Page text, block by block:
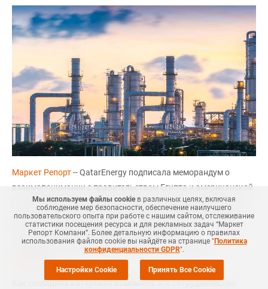
Маркет Репорт-- QatarEnergy подписала меморандум о
взаимопонимании с правительством Египта и американской
ExxonMobil в целях изучения возможностей потенциального
развития и коммерциализации газовых месторождений на
Кипре с помощью существующей египетской
инфраструктуры по экспорту газа и СПГ, сообщает
Интерфакс.
Как сообщила катарская компания, это сотрудничество
Мы используем файлы cookieв различных целях, включая
соблюдение мер безопасности, обеспечение наилучшего
пользовательского опыта при работе с нашим сайтом, отслеживание
статистики посещения ресурса и для рекламных задач “Маркет
Репорт Компани”. Более детальную информацию о правилах
использования файлов cookie вы найдёте на странице "Политика
конфиденциальности GDPR".
Настройки Cookie Принять Все Cookie